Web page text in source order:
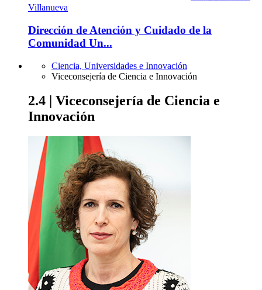
Villanueva
Dirección de Atención y Cuidado de la
Comunidad Un...
Ciencia, Universidades e Innovación
Viceconsejería de Ciencia e Innovación
2.4 | Viceconsejería de Ciencia e
Innovación